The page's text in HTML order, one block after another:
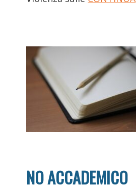
NO ACCADEMICO